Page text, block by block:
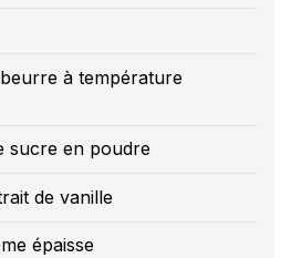
à température
sucre en poudre
de vanille
épaisse